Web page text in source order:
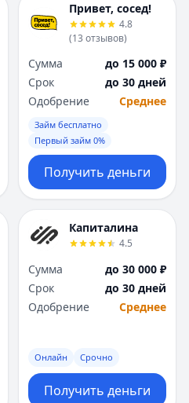
Привет, сосед!
4.8
(13 отзывов)
Сумма
до 15 000 ₽
Срок
до 30 дней
Одобрение
Среднее
Займ бесплатно
Первый займ 0%
Получить деньги
Капиталина
4.5
Сумма
до 30 000 ₽
Срок
до 30 дней
Одобрение
Среднее
Онлайн Срочно
Получить деньги